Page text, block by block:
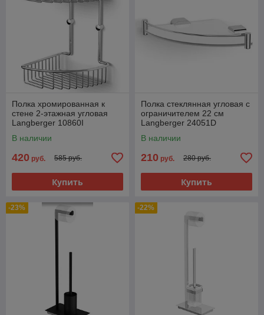
Полка хромированная к
стене 2-этажная угловая
Langberger 10860I
В наличии
420 руб. 585 руб.
Купить
Полка стеклянная угловая с
ограничителем 22 см
Langberger 24051D
В наличии
210 руб. 280 руб.
Купить
-23% -22%